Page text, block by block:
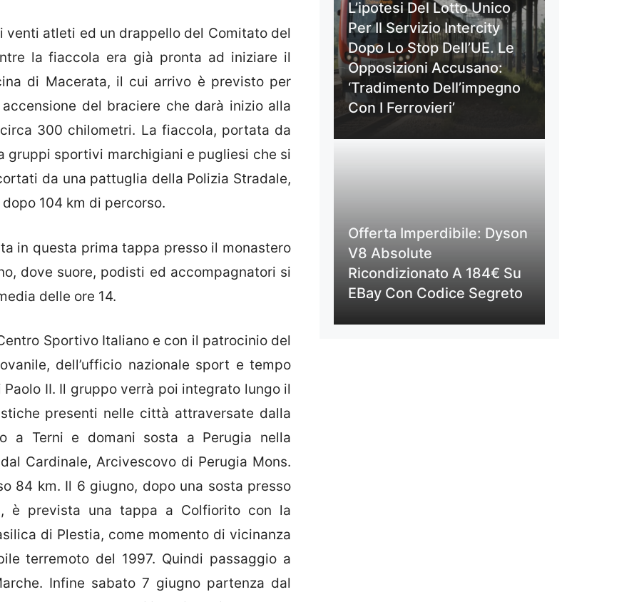
atleti ed un drappello del Comitato del
la fiaccola era già pronta ad iniziare il
di Macerata, il cui arrivo è previsto per
del braciere che darà inizio alla
300 chilometri. La fiaccola, portata da
gruppi sportivi marchigiani e pugliesi che si
da una pattuglia della Polizia Stradale,
104 km di percorso.
in questa prima tappa presso il monastero
dove suore, podisti ed accompagnatori si
delle ore 14.
Sportivo Italiano e con il patrocinio del
dell’ufficio nazionale sport e tempo
II. Il gruppo verrà poi integrato lungo il
presenti nelle città attraversate dalla
a Terni e domani sosta a Perugia nella
Cardinale, Arcivescovo di Perugia Mons.
84 km. Il 6 giugno, dopo una sosta presso
è prevista una tappa a Colfiorito con la
di Plestia, come momento di vicinanza
terremoto del 1997. Quindi passaggio a
Infine sabato 7 giugno partenza dal
L’ipotesi Del Lotto Unico
Per Il Servizio Intercity
Dopo Lo Stop Dell’UE. Le
Opposizioni Accusano:
‘Tradimento Dell’impegno
Con I Ferrovieri’
Offerta Imperdibile: Dyson
V8 Absolute
Ricondizionato A 184€ Su
EBay Con Codice Segreto